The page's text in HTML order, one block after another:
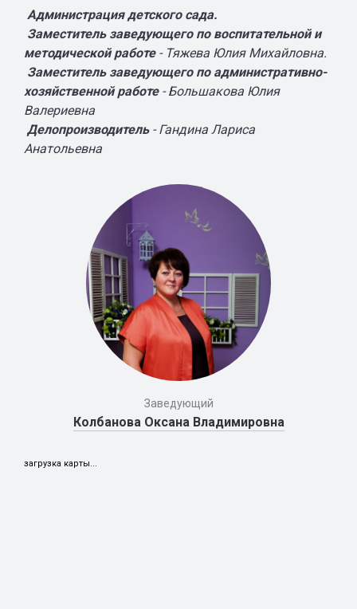
Администрация детского сада.
Заместитель заведующего по воспитательной и
методической работе- Тяжева Юлия Михайловна.
Заместитель заведующего по административно-
хозяйственной работе- Большакова Юлия
Валериевна
Делопроизводитель- Гандина Лариса
Анатольевна
Заведующий
Колбанова Оксана Владимировна
загрузка карты...